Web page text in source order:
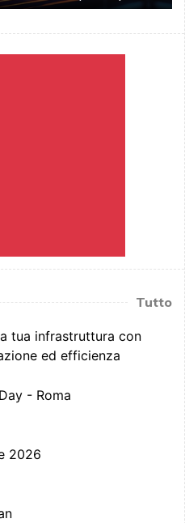
Tutto
tua infrastruttura con
ed efficienza
- Roma
2026